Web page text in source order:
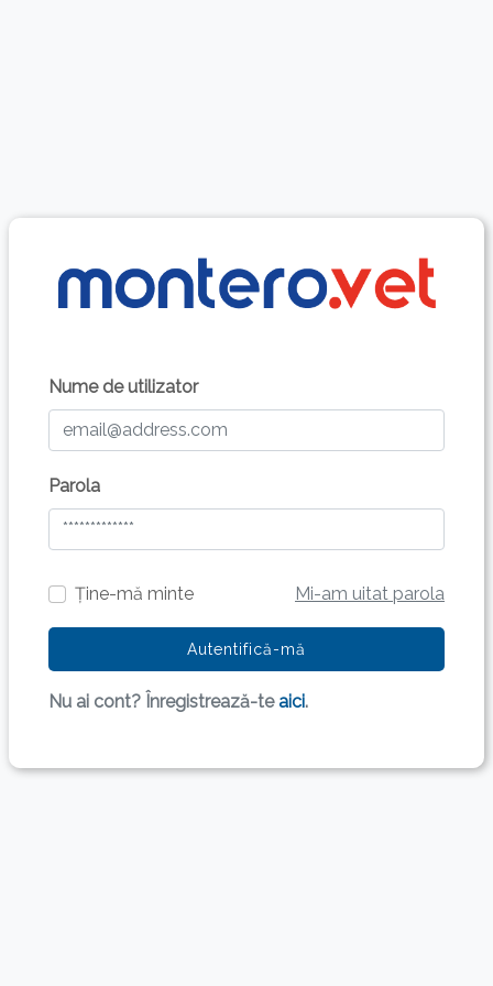
Nume de utilizator
Parola
Ține-mă minte Mi-am uitat parola
Autentifică-mă
Nu ai cont? Înregistrează-teaici.